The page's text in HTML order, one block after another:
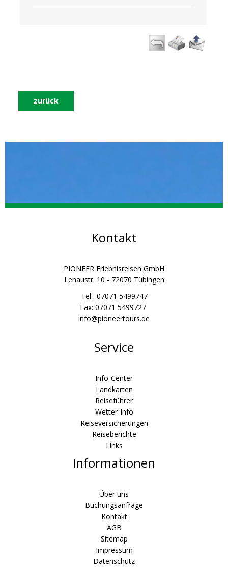
zurück
Kontakt
PIONEER Erlebnisreisen GmbH
Lenaustr. 10 - 72070 Tübingen
Tel: 07071 5499747
Fax: 07071 5499727
info@pioneertours.de
Service
Info-Center
Landkarten
Reiseführer
Wetter-Info
Reiseversicherungen
Reiseberichte
Links
Informationen
Über uns
Buchungsanfrage
Kontakt
AGB
Sitemap
Impressum
Datenschutz